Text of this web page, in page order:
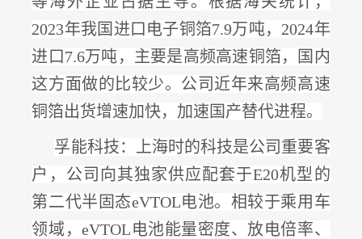
2023年我国进口电子铜箔7.9万吨，2024年
进口7.6万吨，主要是高频高速铜箔，国内
这方面做的比较少。公司 近年来高频高速
铜箔出货增速加快，加速国产替代进程。
孚能科技：
上海时的科技是公司重要客
户，公司向其独家供应配套于E20机型的
第二代半固态eVTOL电池。相较于乘用车
领域，eVTOL电池能量密度、放电倍率、